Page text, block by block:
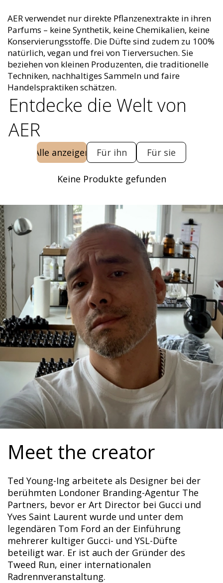
AER verwendet nur direkte Pflanzenextrakte in ihren
Parfums – keine Synthetik, keine Chemikalien, keine
Konservierungsstoffe. Die Düfte sind zudem zu 100%
natürlich, vegan und frei von Tierversuchen. Sie
beziehen von kleinen Produzenten, die traditionelle
Techniken, nachhaltiges Sammeln und faire
Handelspraktiken schätzen.
Entdecke die Welt von
AER
Alle anzeigen Für ihn Für sie
Keine Produkte gefunden
Meet the creator
Ted Young-Ing arbeitete als Designer bei der
berühmten Londoner Branding-Agentur The
Partners, bevor er Art Director bei Gucci und
Yves Saint Laurent wurde und unter dem
legendären Tom Ford an der Einführung
mehrerer kultiger Gucci- und YSL-Düfte
beteiligt war. Er ist auch der Gründer des
Tweed Run, einer internationalen
Radrennveranstaltung.